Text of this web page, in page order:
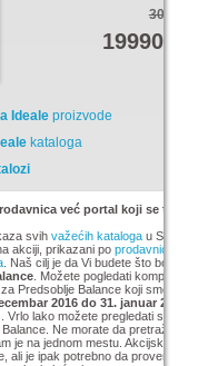
30970
19990Din
Idealeproizvode
kataloga
već portal koji se trudi da
svih važećih katalogau Srbiji, sa
akciji, prikazani po prodavnicama
. Naš cilj je da Vi budete što bolje
. Možete pogledati kompletan
Predsoblje Balance koji smo mi
2016 do 31. januar 2017
Vrlo lako možete pregledati sve
Ne morate da pretražujete
je na jednom mestu.
ali je ipak potrebno da proverite cenu